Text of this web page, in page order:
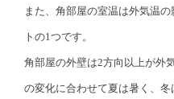
また、角部屋の室温は外気温
トの1つです。
角部屋の外壁は2方向以上が外
の変化に合わせて夏は暑く、冬